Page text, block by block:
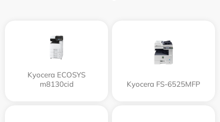
Kyocera ECOSYS
m8130cid
Kyocera FS-6525MFP